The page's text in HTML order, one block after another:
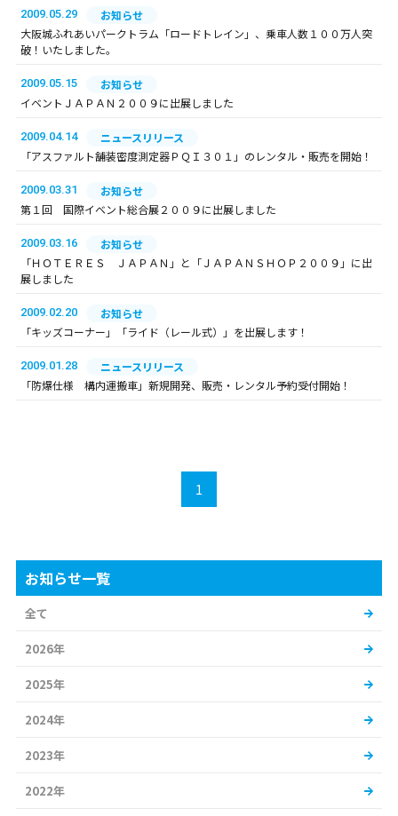
2009.05.29
お知らせ
大阪城ふれあいパークトラム「ロードトレイン」、乗車人数１００万人突
破！いたしました。
2009.05.15
お知らせ
イベントＪＡＰＡＮ２００９に出展しました
2009.04.14
ニュースリリース
「アスファルト舗装密度測定器ＰＱＩ３０１」のレンタル・販売を開始！
2009.03.31
お知らせ
第１回 国際イベント総合展２００９に出展しました
2009.03.16
お知らせ
「ＨＯＴＥＲＥＳ ＪＡＰＡＮ」と「ＪＡＰＡＮＳＨＯＰ２００９」に出
展しました
2009.02.20
お知らせ
「キッズコーナー」「ライド（レール式）」を出展します！
2009.01.28
ニュースリリース
「防爆仕様 構内運搬車」新規開発、販売・レンタル予約受付開始！
1
お知らせ一覧
全て
2026年
2025年
2024年
2023年
2022年